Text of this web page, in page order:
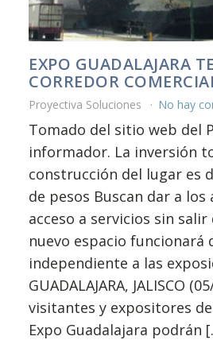
EXPO GUADALAJARA
CORREDOR
Proyectiva Soluciones No hay
Tomado del sitio web del
informador. La inversión
construcción del lugar es
de pesos Buscan dar a los
acceso a servicios sin
nuevo espacio funcionará
independiente a las
GUADALAJARA, JALISCO
visitantes y expositores
Expo Guadalajara podrán